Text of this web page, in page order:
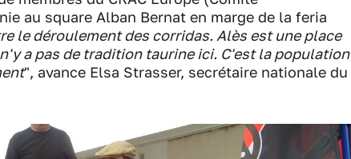
au square Alban Bernat en marge de la feria
le déroulement des corridas. Alès est une place
a pas de tradition taurine ici. C'est la population
", avance Elsa Strasser, secrétaire nationale du